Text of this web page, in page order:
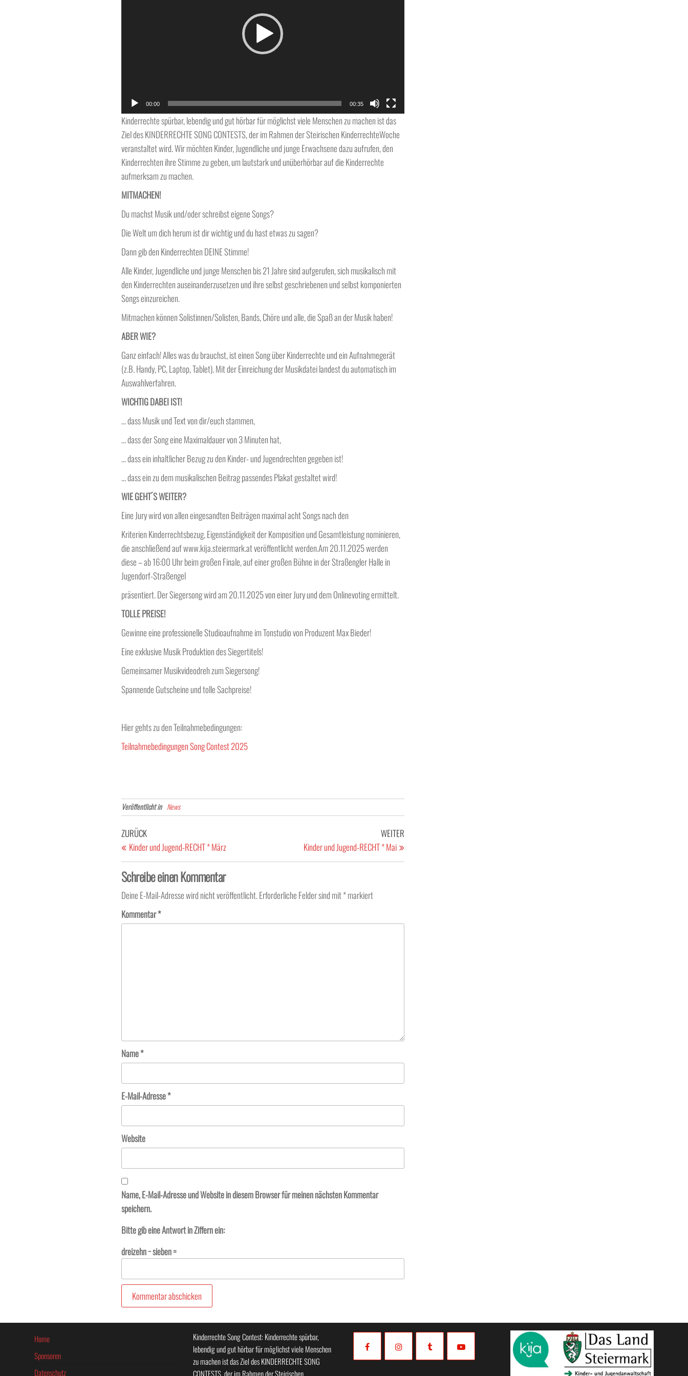
00:00 00:35
Kinderrechte spürbar, lebendig und gut hörbar für möglichst viele Menschen zu machen ist das
Ziel des KINDERRECHTE SONG CONTESTS, der im Rahmen der Steirischen KinderrechteWoche
veranstaltet wird. Wir möchten Kinder, Jugendliche und junge Erwachsene dazu aufrufen, den
Kinderrechten ihre Stimme zu geben, um lautstark und unüberhörbar auf die Kinderrechte
aufmerksam zu machen.
MITMACHEN!
Du machst Musik und/oder schreibst eigene Songs?
Die Welt um dich herum ist dir wichtig und du hast etwas zu sagen?
Dann gib den Kinderrechten DEINE Stimme!
Alle Kinder, Jugendliche und junge Menschen bis 21 Jahre sind aufgerufen, sich musikalisch mit
den Kinderrechten auseinanderzusetzen und ihre selbst geschriebenen und selbst komponierten
Songs einzureichen.
Mitmachen können Solistinnen/Solisten, Bands, Chöre und alle, die Spaß an der Musik haben!
ABER WIE?
Ganz einfach! Alles was du brauchst, ist einen Song über Kinderrechte und ein Aufnahmegerät
(z.B. Handy, PC, Laptop, Tablet). Mit der Einreichung der Musikdatei landest du automatisch im
Auswahlverfahren.
WICHTIG DABEI IST!
…dass Musik und Text von dir/euch stammen,
…dass der Song eine Maximaldauer von 3 Minuten hat,
…dass ein inhaltlicher Bezug zu den Kinder- und Jugendrechten gegeben ist!
…dass ein zu dem musikalischen Beitrag passendes Plakat gestaltet wird!
WIE GEHTSWEITER?
Eine Jury wird von allen eingesandten Beiträgen maximal acht Songs nach den
Kriterien Kinderrechtsbezug, Eigenständigkeit der Komposition und Gesamtleistung nominieren,
die anschließend auf www.kija.steiermark.at veröffentlicht werden.Am 20.11.2025 werden
diese – ab 16:00 Uhr beim großen Finale, auf einer großen Bühne in der Straßengler Halle in
Jugendorf-Straßengel
präsentiert. Der Siegersong wird am 20.11.2025 von einer Jury und dem Onlinevoting ermittelt.
TOLLE PREISE!
Gewinne eine professionelle Studioaufnahme im Tonstudio von Produzent Max Bieder!
Eine exklusive Musik Produktion des Siegertitels!
Gemeinsamer Musikvideodreh zum Siegersong!
Spannende Gutscheine und tolle Sachpreise!
Hier gehts zu den Teilnahmebedingungen:
Teilnahmebedingungen Song Contest 2025
Veröffentlicht in News
Beitragsnavigation
Vorheriger
Beitrag
ZURÜCK
Kinder und Jugend-RECHT * März
Beitrag
WEITER
Kinder und Jugend-RECHT * Mai
Schreibe einen Kommentar
Deine E-Mail-Adresse wird nicht veröffentlicht.Erforderliche Felder sind mit*markiert
Kommentar*
Name*
E-Mail-Adresse*
Website
Name, E-Mail-Adresse und Website in diesem Browser für meinen nächsten Kommentar
speichern.
Bitte gib eine Antwort in Ziffern ein:
dreizehn − sieben =
Home
Sponsoren
Datenschutz
Kinderrechte Song Contest: Kinderrechte spürbar,
lebendig und gut hörbar für möglichst viele Menschen
zu machen ist das Ziel des KINDERRECHTE SONG
CONTESTS, der im Rahmen der Steirischen